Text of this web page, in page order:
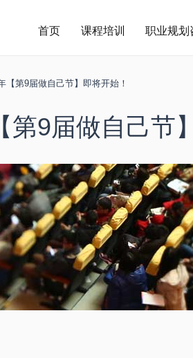
首页 课程培训 职业规划
【第9届做自己节】即将开始！
第9届做自己节